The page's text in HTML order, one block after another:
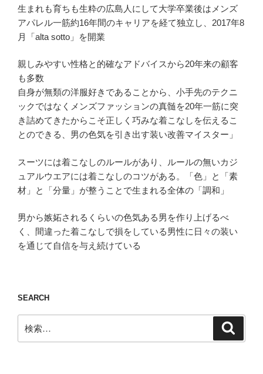
生まれも育ちも生粋の広島人にして大学卒業後はメンズ
アパレル一筋約16年間のキャリアを経て独立し、2017年8
月「alta sotto」を開業
親しみやすい性格と的確なアドバイスから20年来の顧客
も多数
自身が無類の洋服好きであることから、小手先のテクニ
ックではなくメンズファッションの真髄を20年一筋に突
き詰めてきたからこそ正しく巧みな着こなしを伝えるこ
とのできる、男の色気を引き出す装い改善マイスター」
スーツには着こなしのルールがあり、ルールの無いカジ
ュアルウエアには着こなしのコツがある。「色」と「素
材」と「分量」が整うことで生まれる全体の「調和」
男から嫉妬されるくらいの色気ある男を作り上げるべ
く、間違った着こなしで損をしている男性に日々の装い
を通じて自信を与え続けている
SEARCH
索: